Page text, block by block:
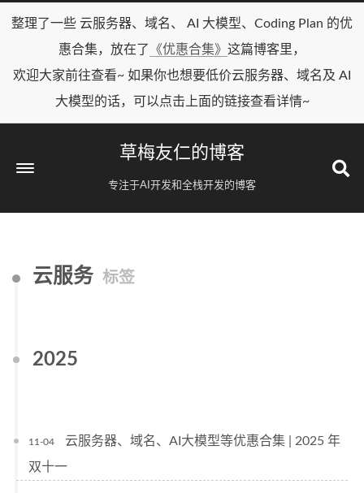
整理了一些 云服务器、域名、 AI 大模型、Coding Plan 的优
惠合集，放在了
《优惠合集》 这篇博客里，
欢迎大家前往查看~ 如果你也想要低价云服务器、域名及 AI
大模型的话，可以点击上面的链接查看详情~
草梅友仁的博客
专注于AI开发和全栈开发的博客
云服务 标签
2025
11-04
云服务器、域名、AI大模型等优惠合集 | 2025 年
双十一